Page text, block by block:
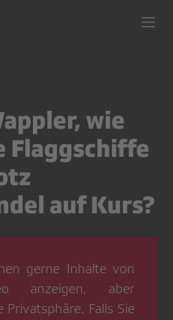
wie
Flaggschiffe
auf Kurs?
gerne Inhalte von
anzeigen, aber
Privatsphäre. Falls Sie